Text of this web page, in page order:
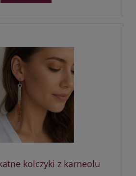
kolczyki z karneolu